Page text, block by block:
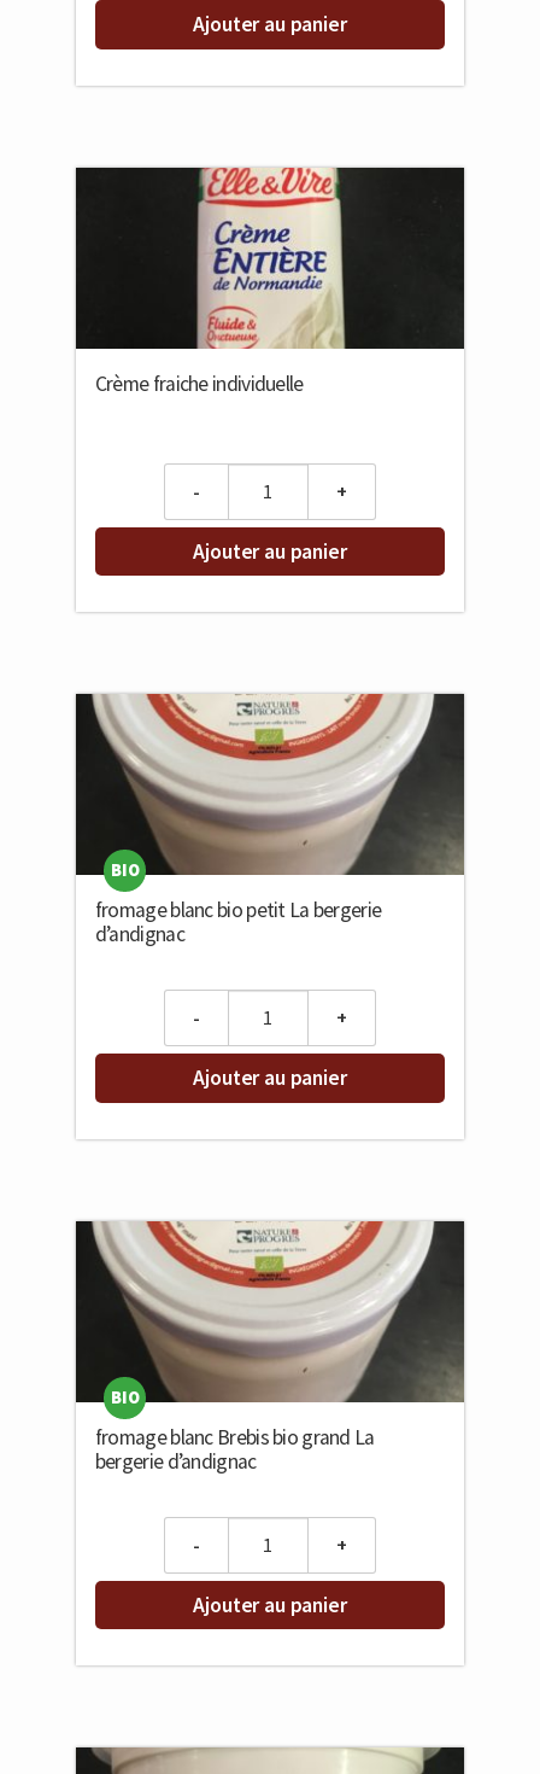
Ajouter au panier
Crème fraiche individuelle
Ajouter au panier
fromage blanc bio petit La bergerie
d’andignac
BIO
Ajouter au panier
fromage blanc Brebis bio grand La
bergerie d’andignac
BIO
Ajouter au panier